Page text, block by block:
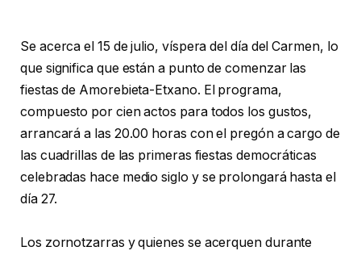
Se acerca el 15 de julio, víspera del día del Carmen, lo
que significa que están a punto de comenzar las
fiestas de Amorebieta-Etxano. El programa,
compuesto por cien actos para todos los gustos,
arrancará a las 20.00 horas con el pregón a cargo de
las cuadrillas de las primeras fiestas democráticas
celebradas hace medio siglo y se prolongará hasta el
día 27.
Los zornotzarras y quienes se acerquen durante